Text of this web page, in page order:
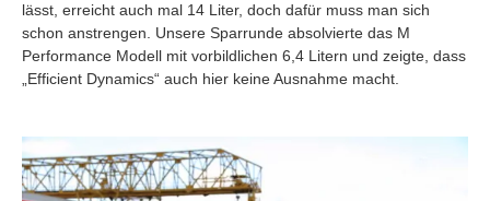
lässt, erreicht auch mal 14 Liter, doch dafür muss man sich
schon anstrengen. Unsere Sparrunde absolvierte das M
Performance Modell mit vorbildlichen 6,4 Litern und zeigte, dass
„Efficient Dynamics“ auch hier keine Ausnahme macht.